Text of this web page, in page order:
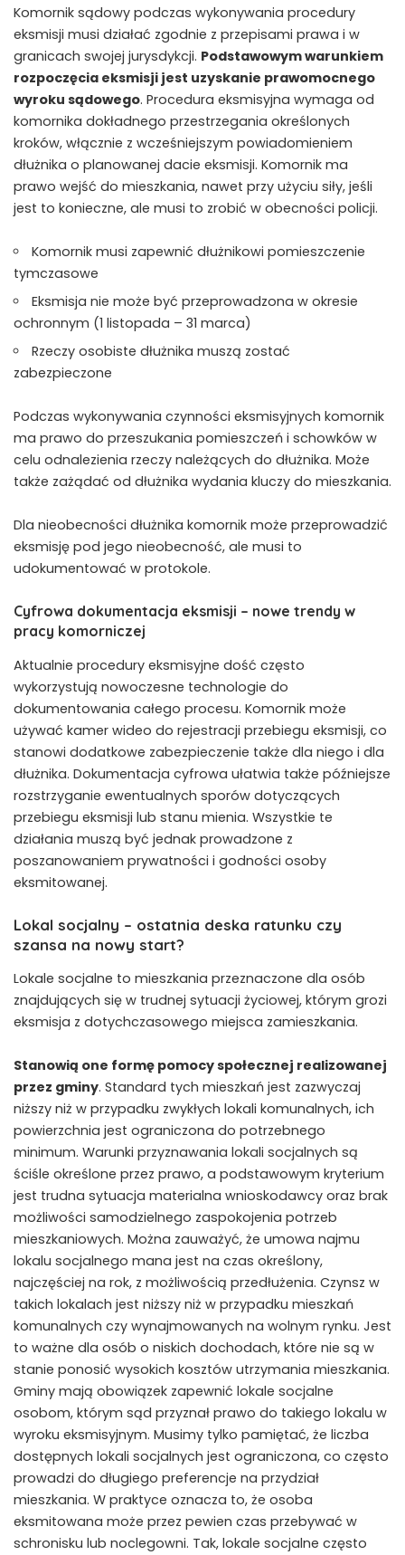
Komornik sądowy podczas wykonywania procedury
eksmisji musi działać zgodnie z przepisami prawa i w
granicach swojej jurysdykcji. Podstawowym warunkiem
rozpoczęcia eksmisji jest uzyskanie prawomocnego
wyroku sądowego. Procedura eksmisyjna wymaga od
komornika dokładnego przestrzegania określonych
kroków, włącznie z wcześniejszym powiadomieniem
dłużnika o planowanej dacie eksmisji. Komornik ma
prawo wejść do mieszkania, nawet przy użyciu siły, jeśli
jest to konieczne, ale musi to zrobić w obecności policji.
Komornik musi zapewnić dłużnikowi pomieszczenie
tymczasowe
Eksmisja nie może być przeprowadzona w okresie
ochronnym (1 listopada – 31 marca)
Rzeczy osobiste dłużnika muszą zostać
zabezpieczone
Podczas wykonywania czynności eksmisyjnych komornik
ma prawo do przeszukania pomieszczeń i schowków w
celu odnalezienia rzeczy należących do dłużnika. Może
także zażądać od dłużnika wydania kluczy do mieszkania.
Dla nieobecności dłużnika komornik może przeprowadzić
eksmisję pod jego nieobecność, ale musi to
udokumentować w protokole.
Cyfrowa dokumentacja eksmisji – nowe trendy w
pracy komorniczej
Aktualnie procedury eksmisyjne dość często
wykorzystują nowoczesne technologie do
dokumentowania całego procesu. Komornik może
używać kamer wideo do rejestracji przebiegu eksmisji, co
stanowi dodatkowe zabezpieczenie także dla niego i dla
dłużnika. Dokumentacja cyfrowa ułatwia także późniejsze
rozstrzyganie ewentualnych sporów dotyczących
przebiegu eksmisji lub stanu mienia. Wszystkie te
działania muszą być jednak prowadzone z
poszanowaniem prywatności i godności osoby
eksmitowanej.
Lokal socjalny – ostatnia deska ratunku czy
szansa na nowy start?
Lokale socjalne to mieszkania przeznaczone dla osób
znajdujących się w trudnej sytuacji życiowej, którym grozi
eksmisja z dotychczasowego miejsca zamieszkania.
Stanowią one formę pomocy społecznej realizowanej
przez gminy. Standard tych mieszkań jest zazwyczaj
niższy niż w przypadku zwykłych lokali komunalnych, ich
powierzchnia jest ograniczona do potrzebnego
minimum. Warunki przyznawania lokali socjalnych są
ściśle określone przez prawo, a podstawowym kryterium
jest trudna sytuacja materialna wnioskodawcy oraz brak
możliwości samodzielnego zaspokojenia potrzeb
mieszkaniowych. Można zauważyć, że umowa najmu
lokalu socjalnego mana jest na czas określony,
najczęściej na rok, z możliwością przedłużenia. Czynsz w
takich lokalach jest niższy niż w przypadku mieszkań
komunalnych czy wynajmowanych na wolnym rynku. Jest
to ważne dla osób o niskich dochodach, które nie są w
stanie ponosić wysokich kosztów utrzymania mieszkania.
Gminy mają obowiązek zapewnić lokale socjalne
osobom, którym sąd przyznał prawo do takiego lokalu w
wyroku eksmisyjnym. Musimy tylko pamiętać, że liczba
dostępnych lokali socjalnych jest ograniczona, co często
prowadzi do długiego preferencje na przydział
mieszkania. W praktyce oznacza to, że osoba
eksmitowana może przez pewien czas przebywać w
schronisku lub noclegowni. Tak, lokale socjalne często